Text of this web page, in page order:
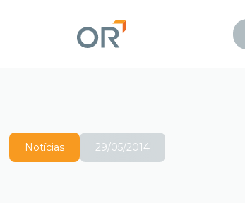
Notícias 29/05/2014